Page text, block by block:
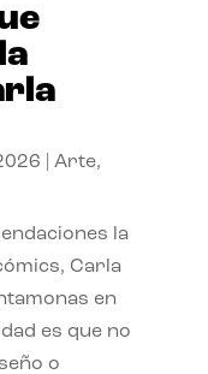
Arte,
la
Carla
en
es que no
o